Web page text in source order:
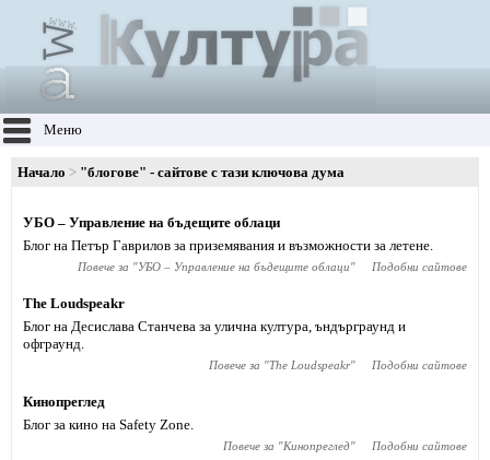
Меню
Начало "блогове" - сайтове с тази ключова дума
УБО – Управление на бъдещите облаци
Блог на Петър Гаврилов за приземявания и възможности за летене.
Повече за "УБО – Управление на бъдещите облаци" Подобни сайтове
The Loudspeakr
Блог на Десислава Станчева за улична култура, ъндърграунд и
офграунд.
Повече за "The Loudspeakr" Подобни сайтове
Кинопреглед
Блог за кино на Safety Zone.
Повече за "Кинопреглед" Подобни сайтове